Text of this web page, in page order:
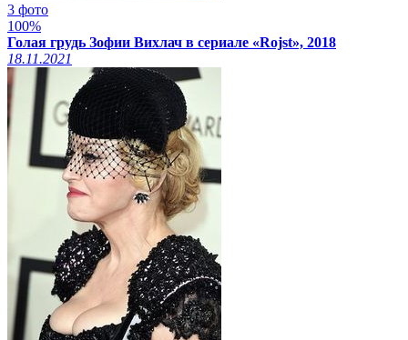
3 фото
100%
Голая грудь Зофии Вихлач в сериале «Rojst», 2018
18.11.2021